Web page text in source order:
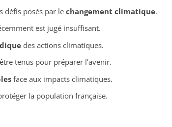
défis posés par lechangement climatique.
est jugé insuffisant.
des actions climatiques.
tenus pour préparer l’avenir.
face aux impacts climatiques.
la population française.